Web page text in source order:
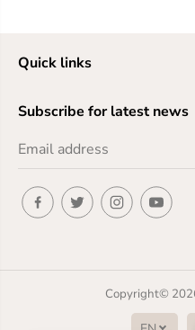
Quick links
Subscribe for latest news
Copyright©